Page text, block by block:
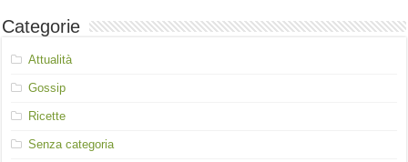
Categorie
Attualità
Gossip
Ricette
Senza categoria